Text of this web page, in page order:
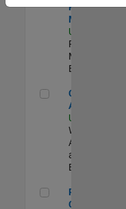
Program
Manager
US-MA-Natick
Program
Management |
Cloud Solution
Cloud
Architect
US-MA-Natick
Web
Applications
and Services |
Principal Cloud
Principal
Cloud